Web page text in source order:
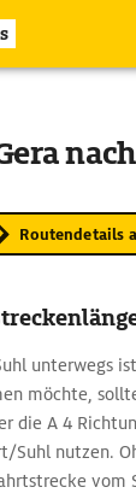
Routendetails
unterwegs
möchte,
die A 4
Suhl nutzen.
vom